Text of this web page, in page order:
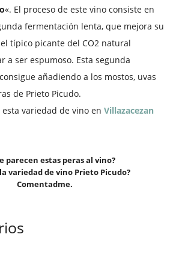
«. El proceso de este vino consiste en
fermentación lenta, que mejora su
típico picante del CO2 natural
a ser espumoso. Esta segunda
añadiendo a los mostos, uvas
de Prieto Picudo.
variedad de vino en Villazacezan
parecen estas peras al vino?
variedad de vino Prieto Picudo?
Comentadme.